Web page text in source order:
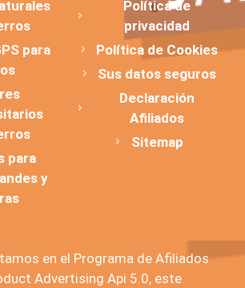
para
para
y
Política de
privacidad
Política de Cookies
Sus datos seguros
Declaración
Afiliados
Sitemap
en el Programa de Afiliados
Advertising Api 5.0, este